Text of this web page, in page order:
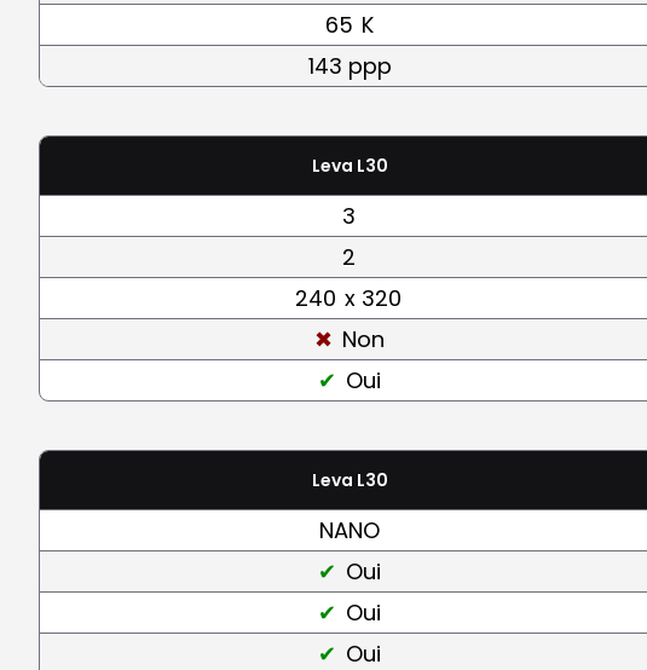
65 K
143 ppp
Leva L30
3
2
240 x 320
Non
Oui
Leva L30
NANO
Oui
Oui
Oui